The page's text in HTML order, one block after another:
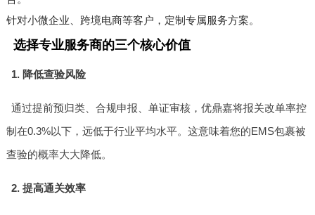
针对小微企业、跨境电商等客户，定制专属服务方案。
选择专业服务商的三个核心价值
1. 降低查验风险
通过提前预归类、合规申报、单证审核，优鼎嘉将报关改单率控
制在0.3%以下，远低于行业平均水平。这意味着您的EMS包裹被
查验的概率大大降低。
2. 提高通关效率